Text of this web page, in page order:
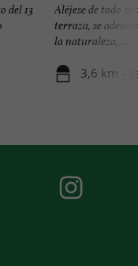
del 13
Aléjese de todo
terraza, se
la naturaleza, ...
3,6 km -